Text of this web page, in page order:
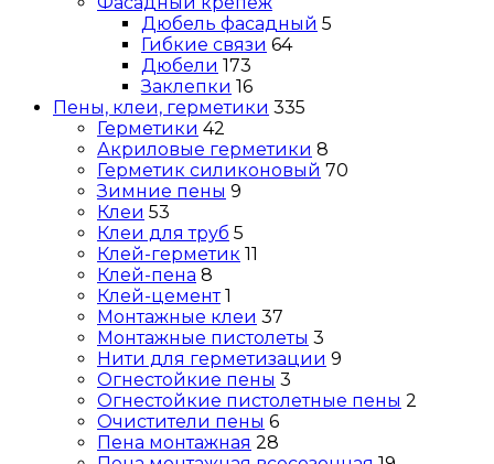
Дюбель фасадный 5
Гибкие связи 64
Дюбели 173
Заклепки 16
Пены, клеи, герметики 335
Герметики 42
Акриловые герметики 8
Герметик силиконовый 70
Зимние пены 9
Клеи 53
Клеи для труб 5
Клей-герметик 11
Клей-пена 8
Клей-цемент 1
Монтажные клеи 37
Монтажные пистолеты 3
Нити для герметизации 9
Огнестойкие пены 3
Огнестойкие пистолетные пены 2
Очистители пены 6
Пена монтажная 28